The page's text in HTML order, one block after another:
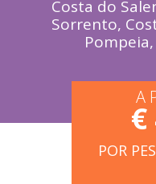
Costa do
Sorrento,
A
€
POR